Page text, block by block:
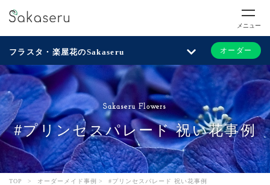
メニュー
フラスタ・楽屋花のSakaseru オーダー
Sakaseru Flowers
#プリンセスパレード 祝い花事例
TOP > オーダーメイド事例 > #プリンセスパレード 祝い花事例